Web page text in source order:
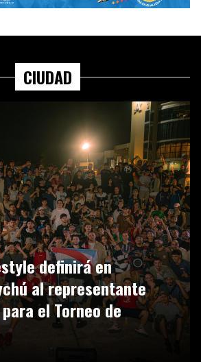
CIUDAD
definirá en
al representante
el Torneo de